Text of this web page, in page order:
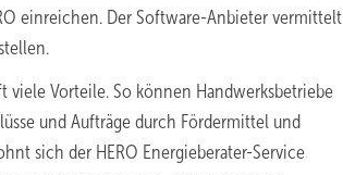
einreichen. Der Software-Anbieter vermittelt
viele Vorteile. So können Handwerksbetriebe
und Aufträge durch Fördermittel und
sich der HERO Energieberater-Service